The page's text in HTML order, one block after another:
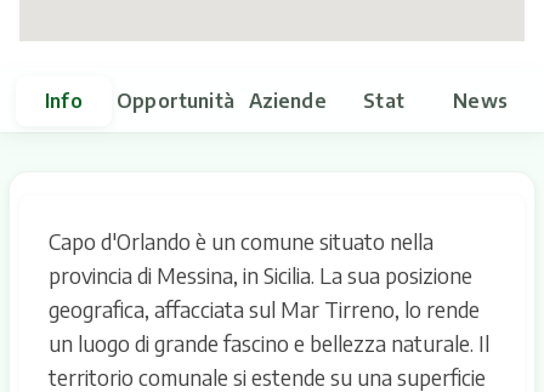
Info Opportunità Aziende Stat News
Capo d'Orlando è un comune situato nella
provincia di Messina, in Sicilia. La sua posizione
geografica, affacciata sul Mar Tirreno, lo rende
un luogo di grande fascino e bellezza naturale. Il
territorio comunale si estende su una superficie